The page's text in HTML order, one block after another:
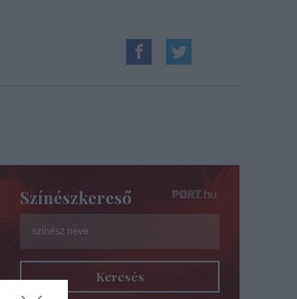
Színészkereső
Keresés